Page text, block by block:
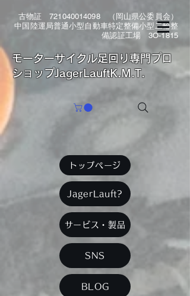
古物証 721040014098（岡山県公委員会）
中国陸運局普通小型自動車特定整備小型二輪整
備認証工場 3O-1815
​モーターサイクル足回り専門プロ
ショップJagerLauftK.M.T.
トップページ
JagerLauft?
サービス・製品
SNS
BLOG